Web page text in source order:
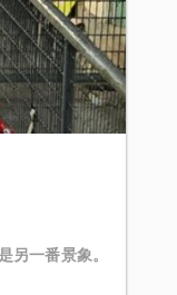
另一番景象。